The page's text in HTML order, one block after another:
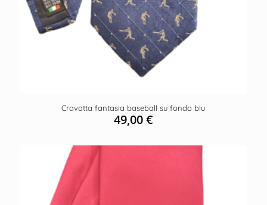
Cravatta fantasia baseball su fondo blu
49,00€